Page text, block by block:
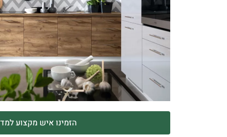
הזמינו איש מקצוע